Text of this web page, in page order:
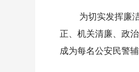
为切实发挥廉
正、机关清廉、政
成为每名公安民警